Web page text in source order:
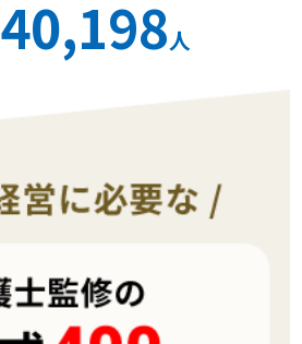
40,198人